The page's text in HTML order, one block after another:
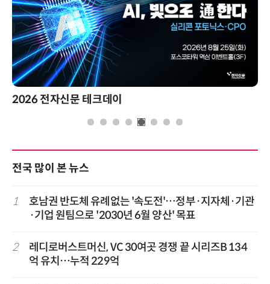
2026 전자신문 테크데이
전국 많이 본 뉴스
1
호남권 반도체 유례없는 '속도전'…정부·지자체·기관
·기업 원팀으로 '2030년 6월 양산' 목표
2
레디로버스트머신, VC 30여곳 경쟁 끝 시리즈B 134
억 유치…누적 229억